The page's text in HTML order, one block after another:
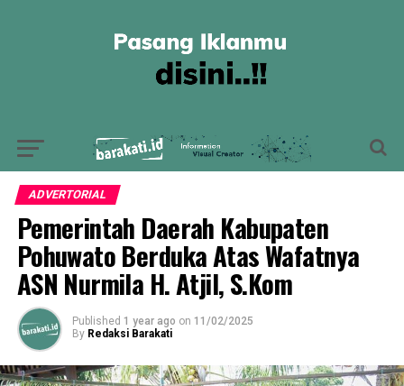
ADVERTORIAL
Pemerintah Daerah Kabupaten
Pohuwato Berduka Atas Wafatnya
ASN Nurmila H. Atjil, S.Kom
Published 1 year ago on 11/02/2025
By Redaksi Barakati